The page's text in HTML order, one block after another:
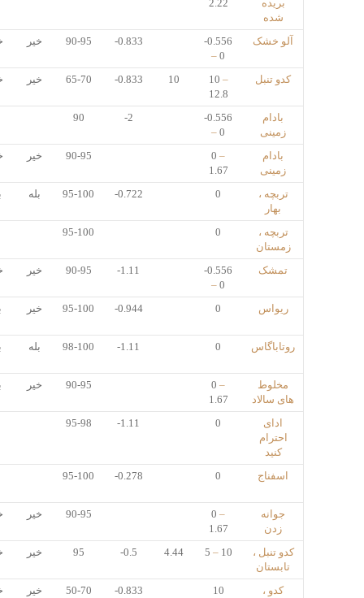
بریده
شده
2.22
آلو خشک
-0.556
– 0
-0.833
90-95 خیر
کدو تنبل 10 –
12.8
10
-0.833
65-70 خیر
بادام
زمینی
-0.556
– 0
-2
90
بادام
زمینی
0 –
1.67
90-95 خیر
تربچه ،
بهار
0
-0.722
95-100 بله
تربچه ،
زمستان
0
95-100
تمشک
-0.556
– 0
-1.11
90-95 خیر
ریواس 0
-0.944
95-100 خیر
روتاباگاس 0
-1.11
98-100 بله
مخلوط
های سالاد
0 –
1.67
90-95 خیر
ادای
احترام
کنید
0
-1.11
95-98
اسفناج 0
-0.278
95-100
جوانه
زدن
0 –
1.67
90-95 خیر
کدو تنبل ،
تابستان
5 –10
4.44
-0.5
95 خیر
کدو ،
10
-0.833
50-70 خیر